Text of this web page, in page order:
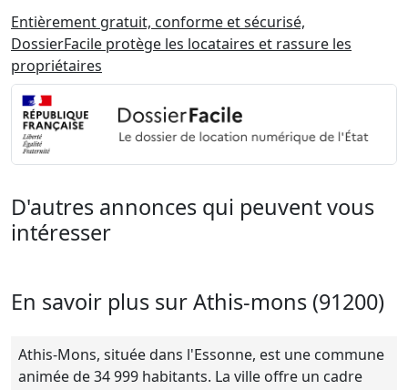
Entièrement gratuit, conforme et sécurisé,
DossierFacile protège les locataires et rassure les
propriétaires
D'autres annonces qui peuvent vous
intéresser
En savoir plus sur Athis-mons (91200)
Athis-Mons, située dans l'Essonne, est une commune
animée de 34 999 habitants. La ville offre un cadre